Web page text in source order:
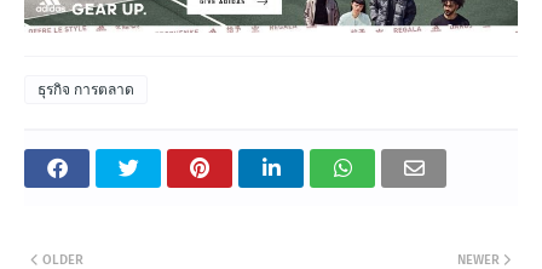
ธุรกิจ การตลาด
NEWER
OLDER